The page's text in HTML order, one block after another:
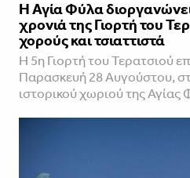
Η Αγία Φύλα
χρονιά της Γιορτή του
χορούς και τσιαττιστά
Η 5η Γιορτή του Τερατσιού
Παρασκευή 28 Αυγούστου,
ιστορικού χωριού της Αγίας